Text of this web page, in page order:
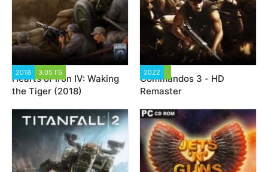
2018 3.05 ГБ
Hearts of Iron IV: Waking
the Tiger (2018)
2022
Commandos 3 - HD
Remaster